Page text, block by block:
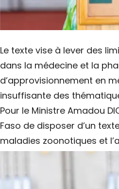
Le texte vise à lever des
dans la médecine et la
d’approvisionnement en
insuffisante des
Pour le Ministre Amadou
Faso de disposer d’un
maladies zoonotiques et